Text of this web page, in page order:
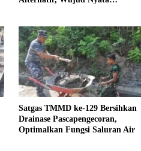
Satgas TMMD ke-129 Bersihkan
Drainase Pascapengecoran,
Optimalkan Fungsi Saluran Air